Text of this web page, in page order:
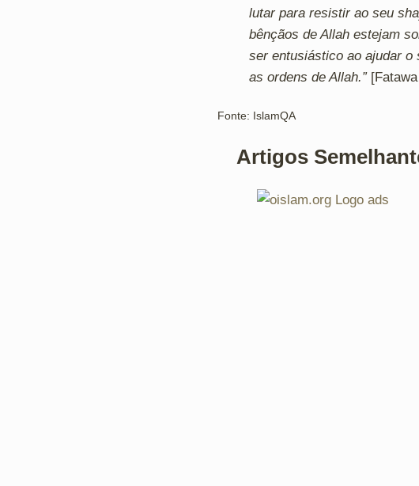
lutar para resistir ao seu
bênçãos de Allah estejam
ser entusiástico ao ajudar o
as ordens de Allah.”[Fatawa
Fonte: IslamQA
Artigos